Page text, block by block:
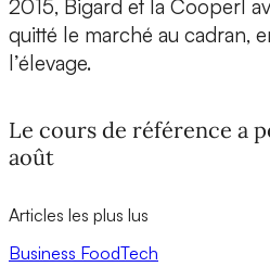
2015, Bigard et la Cooperl
quitté le marché au cadran,
l’élevage.
Le cours de référence a
août
Articles les plus lus
Business FoodTech